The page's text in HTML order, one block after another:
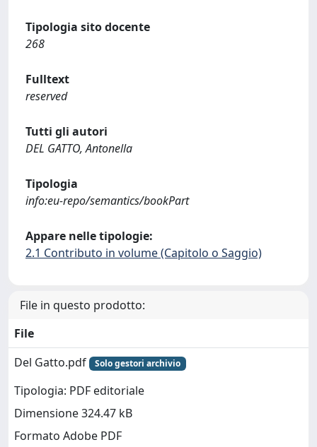
Tipologia sito docente
268
Fulltext
reserved
Tutti gli autori
DEL GATTO, Antonella
Tipologia
info:eu-repo/semantics/bookPart
Appare nelle tipologie:
2.1 Contributo in volume (Capitolo o Saggio)
File in questo prodotto:
File
Del Gatto.pdf
Solo gestori archivio
Tipologia: PDF editoriale
Dimensione 324.47 kB
Formato Adobe PDF